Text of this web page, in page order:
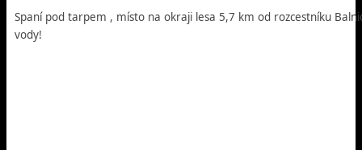
Spaní pod tarpem , místo na okraji lesa 5,7 km od rozcestníku
vody!